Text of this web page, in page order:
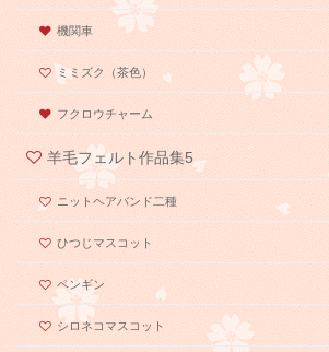
機関車
ミミズク（茶色）
フクロウチャーム
羊毛フェルト作品集5
ニットヘアバンド二種
ひつじマスコット
ペンギン
シロネコマスコット